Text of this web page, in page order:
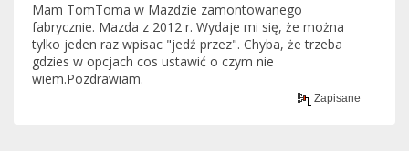
Mam TomToma w Mazdzie zamontowanego
fabrycznie. Mazda z 2012 r. Wydaje mi się, że można
tylko jeden raz wpisac "jedź przez". Chyba, że trzeba
gdzies w opcjach cos ustawić o czym nie
wiem.Pozdrawiam.
Zapisane